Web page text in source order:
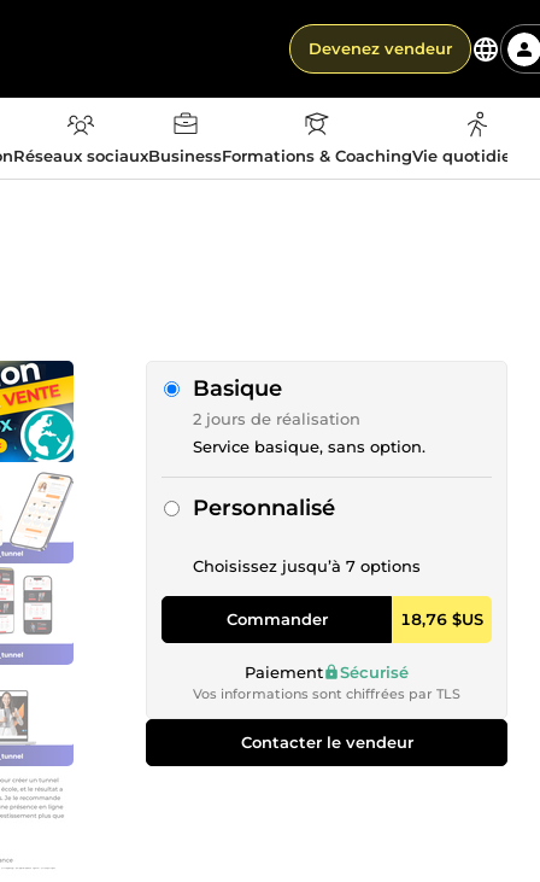
Devenez vendeur
Réseaux sociauxBusinessFormations & CoachingVie
Basique
2 jours de réalisation
Service basique, sans option.
Personnalisé
Choisissez jusqu’à 7 options
Commander 18,76 $US
Paiement Sécurisé
Vos informations sont chiffrées par TLS
Contacter le vendeur